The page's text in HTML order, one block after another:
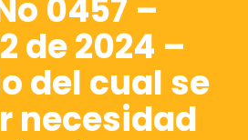
0457 –
de 2024 –
del cual se
necesidad